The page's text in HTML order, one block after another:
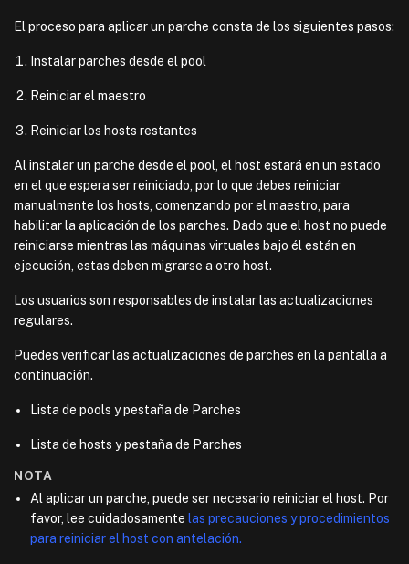
El proceso para aplicar un parche consta de los siguientes pasos:
Instalar parches desde el pool
Reiniciar el maestro
Reiniciar los hosts restantes
Al instalar un parche desde el pool, el host estará en un estado
en el que espera ser reiniciado, por lo que debes reiniciar
manualmente los hosts, comenzando por el maestro, para
habilitar la aplicación de los parches. Dado que el host no puede
reiniciarse mientras las máquinas virtuales bajo él están en
ejecución, estas deben migrarse a otro host.
Los usuarios son responsables de instalar las actualizaciones
regulares.
Puedes verificar las actualizaciones de parches en la pantalla a
continuación.
Lista de pools y pestaña de Parches
Lista de hosts y pestaña de Parches
NOTA
Al aplicar un parche, puede ser necesario reiniciar el host. Por
favor, lee cuidadosamente las precauciones y procedimientos
para reiniciar el host con antelación.